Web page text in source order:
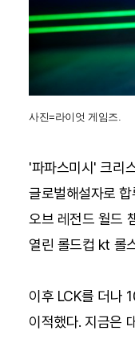
사진=라이엇 게임즈.
'파파스미시' 크리
글로벌해설자로
오브 레전드 월드
열린 롤드컵 kt 롤
이후 LCK를 더나
이적했다. 지금은